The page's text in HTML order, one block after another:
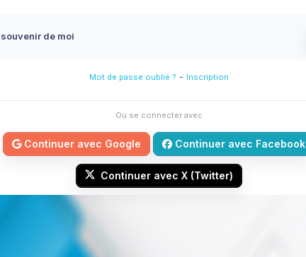
de moi
Mot de passe oublié ? - Inscription
Ou se connecter avec
Continuer avec Google Continuer avec Facebook
Continuer avec X (Twitter)